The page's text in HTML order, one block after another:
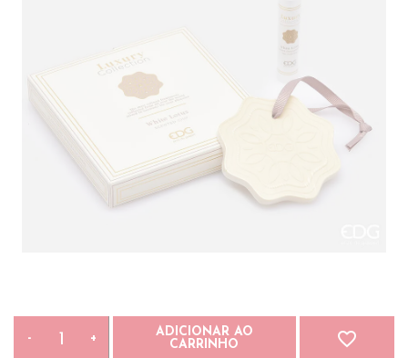
- +
ADICIONAR AO
CARRINHO
favorite_border